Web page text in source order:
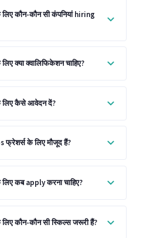
कौन-कौन सी कंपनियां hiring
क्या क्वालिफिकेशन चाहिए?
लिए कैसे आवेदन दें?
फ्रेशर्स के लिए मौजूद हैं?
कब apply करना चाहिए?
कौन-कौन सी स्किल्स जरूरी हैं?